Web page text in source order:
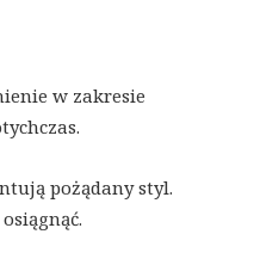
w zakresie
pożądany styl.